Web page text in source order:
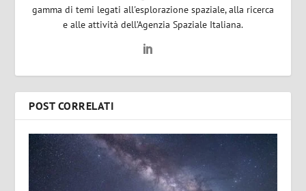
gamma di temi legati all'esplorazione spaziale, alla ricerca
e alle attività dell’Agenzia Spaziale Italiana.
POST CORRELATI